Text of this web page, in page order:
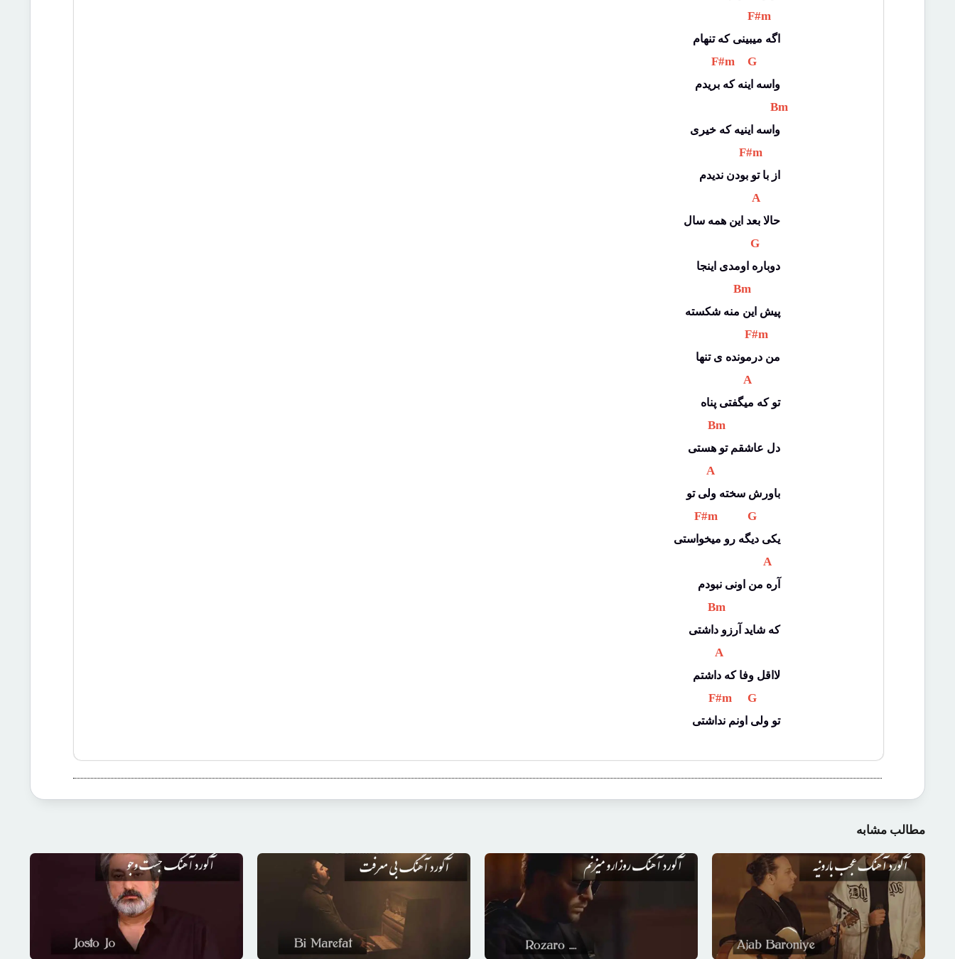
F#m
اگه میبینی که تنهام
F#m G
واسه اینه که بریدم
Bm
واسه اینیه که خیری
F#m
از با تو بودن ندیدم
A
حالا بعد این همه سال
G
دوباره اومدی اینجا
Bm
پیش این منه شکسته
F#m
من درمونده ی تنها
A
تو که میگفتی پناه
Bm
دل عاشقم تو هستی
A
باورش سخته ولی تو
F#m G
یکی دیگه رو میخواستی
A
آره من اونی نبودم
Bm
که شاید آرزو داشتی
A
لااقل وفا که داشتم
F#m G
تو ولی اونم نداشتی
مطالب مشابه